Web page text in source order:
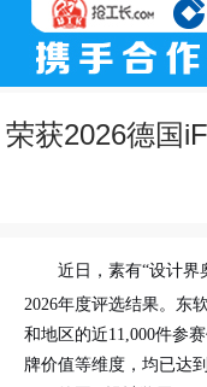
› ›
荣获2026德国
近日，素有“设计
2026年度评选结果。东
和地区的近11,000件参
牌价值等维度，均已达